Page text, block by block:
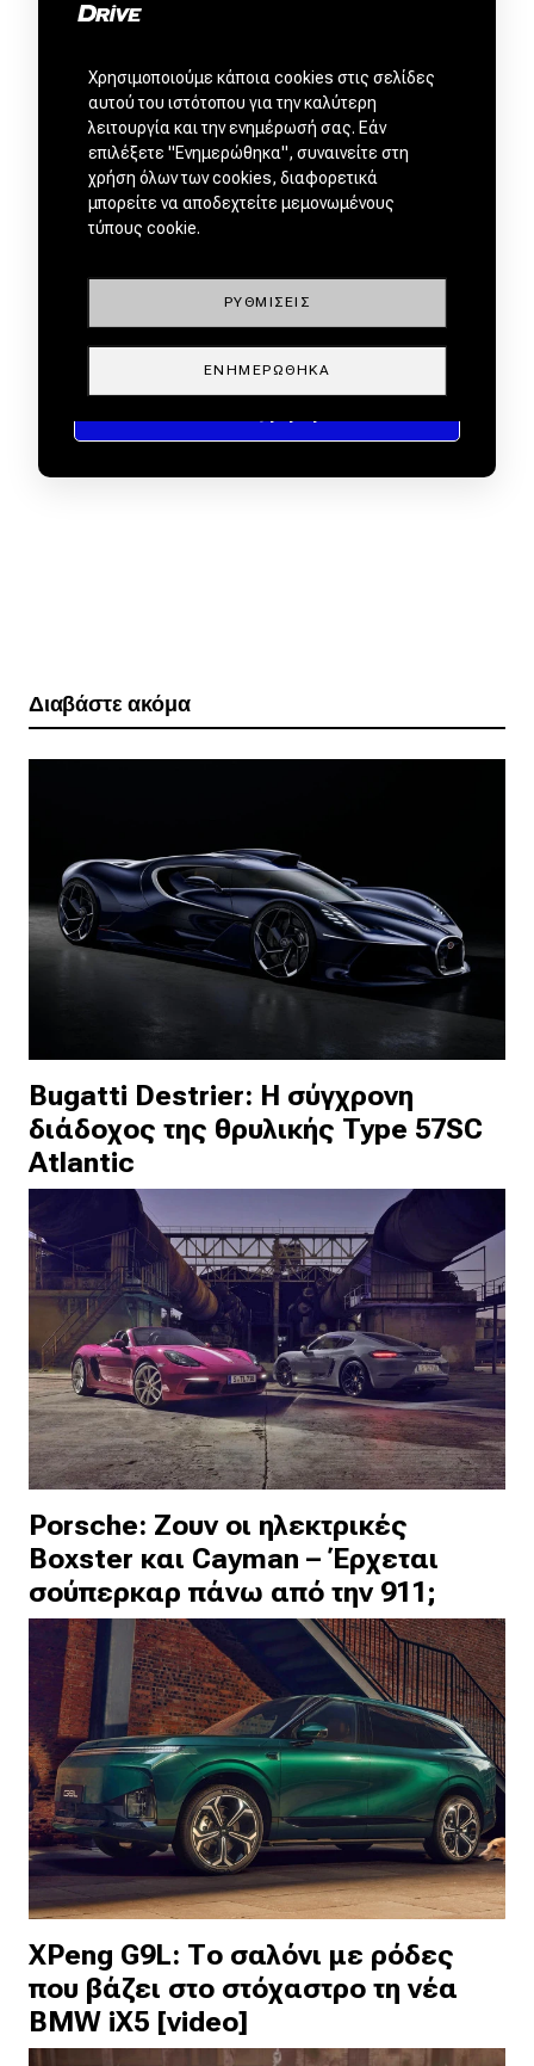
Διαβάστε ακόμα
Bugatti Destrier: Η σύγχρονη
διάδοχος της θρυλικής Type 57SC
Atlantic
Porsche: Ζουν οι ηλεκτρικές
Boxster και Cayman – Έρχεται
σούπερκαρ πάνω από την 911;
XPeng G9L: Το σαλόνι με ρόδες
που βάζει στο στόχαστρο τη νέα
BMW iX5 [video]
Χρησιμοποιούμε κάποια cookies στις σελίδες
αυτού του ιστότοπου για την καλύτερη
λειτουργία και την ενημέρωσή σας. Εάν
επιλέξετε "Ενημερώθηκα", συναινείτε στη
χρήση όλων των cookies, διαφορετικά
μπορείτε να αποδεχτείτε μεμονωμένους
τύπους cookie.
ΡΥΘΜΊΣΕΙΣ
ΕΝΗΜΕΡΏΘΗΚΑ